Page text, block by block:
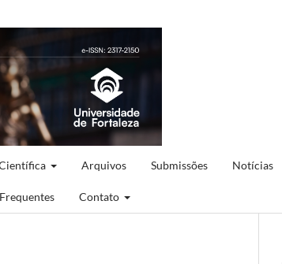
Arquivos Submissões Notícias
Contato